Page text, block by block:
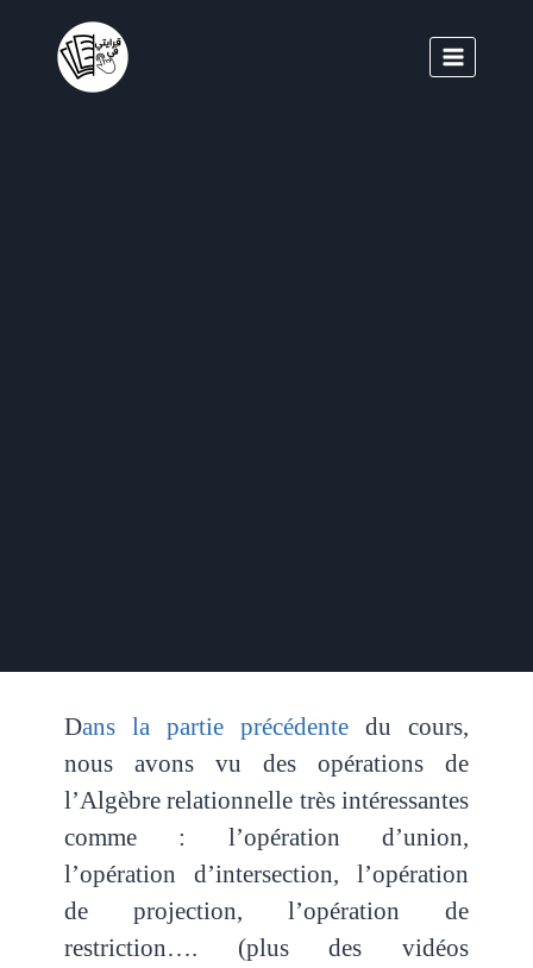
Dans la partie précédente
du cours,
nous avons vu des opérations de
l’Algèbre relationnelle très intéressantes
comme : l’opération d’union,
l’opération d’intersection, l’opération
de projection, l’opération de
restriction…. (plus des vidéos